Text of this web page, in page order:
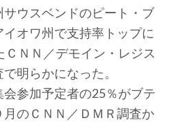
ウスベンドのピート・ブ
オワ州で支持率トップに
ＮＮ／デモイン・レジス
明らかになった。
参加予定者の25％がブテ
月のＣＮＮ／ＤＭＲ調査か